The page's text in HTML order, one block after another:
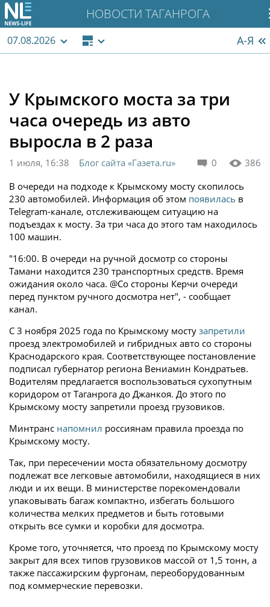
НОВОСТИ ТАГАНРОГА
07.08.2026 А-Я
У Крымского моста за три
часа очередь из авто
выросла в 2 раза
0 386
1 июля, 16:38
Блог сайта «Газета.ru»
В очереди на подходе к Крымскому мосту скопилось
230 автомобилей. Информация об этом появилась в
Telegram-канале, отслеживающем ситуацию на
подъездах к мосту. За три часа до этого там находилось
100 машин.
"16:00. В очереди на ручной досмотр со стороны
Тамани находится 230 транспортных средств. Время
ожидания около часа. @Со стороны Керчи очереди
перед пунктом ручного досмотра нет", - сообщает
канал.
С 3 ноября 2025 года по Крымскому мосту запретили
проезд электромобилей и гибридных авто со стороны
Краснодарского края. Соответствующее постановление
подписал губернатор региона Вениамин Кондратьев.
Водителям предлагается воспользоваться сухопутным
коридором от Таганрога до Джанкоя. До этого по
Крымскому мосту запретили проезд грузовиков.
Минтранс напомнил россиянам правила проезда по
Крымскому мосту.
Так, при пересечении моста обязательному досмотру
подлежат все легковые автомобили, находящиеся в них
люди и их вещи. В министерстве порекомендовали
упаковывать багаж компактно, избегать большого
количества мелких предметов и быть готовыми
открыть все сумки и коробки для досмотра.
Кроме того, уточняется, что проезд по Крымскому мосту
закрыт для всех типов грузовиков массой от 1,5 тонн, а
также пассажирским фургонам, переоборудованным
под коммерческие перевозки.